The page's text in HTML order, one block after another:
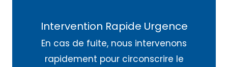
Intervention Rapide Urgence
En cas de fuite, nous intervenons
rapidement pour circonscrire le